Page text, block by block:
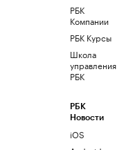
РБК
Компании
РБК Курсы
Школа
управления
РБК
РБК
Новости
iOS